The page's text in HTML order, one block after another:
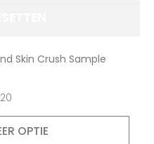
Skin Crush Sample
OPTIE